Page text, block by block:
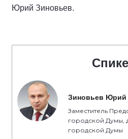
Юрий Зиновьев.
Зиновьев Юрий
Заместитель
городской Думы,
городской Думы